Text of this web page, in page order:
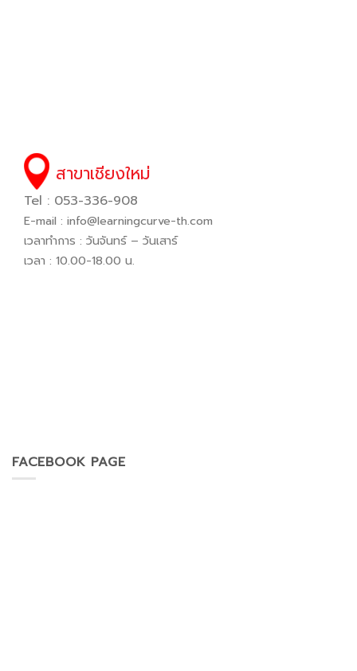
สาขาเชียงใหม่
Tel : 053-336-908
E-mail : info@learningcurve-th.com
เวลาทำการ : วันจันทร์ – วันเสาร์
เวลา : 10.00-18.00 น.
FACEBOOK PAGE